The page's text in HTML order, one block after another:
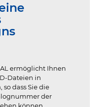
ermöglicht Ihnen
Dateien in
dass Sie die
der